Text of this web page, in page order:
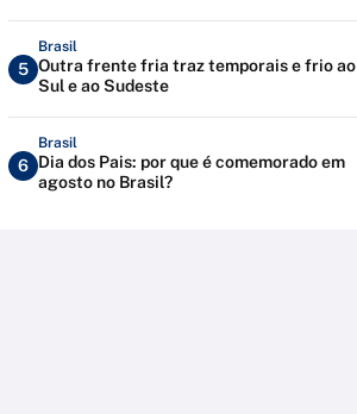
5
Brasil
Outra frente fria traz temporais e frio ao
Sul e ao Sudeste
6
Brasil
Dia dos Pais: por que é comemorado em
agosto no Brasil?